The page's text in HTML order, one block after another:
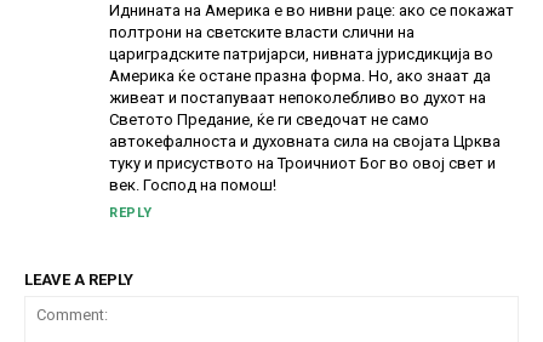
Иднината на Америка е во нивни раце: ако се покажат
полтрони на светските власти слични на
цариградските патријарси, нивната јурисдикција во
Америка ќе остане празна форма. Но, ако знаат да
живеат и постапуваат непоколебливо во духот на
Светото Предание, ќе ги сведочат не само
автокефалноста и духовната сила на својата Црква
туку и присуството на Троичниот Бог во овој свет и
век. Господ на помош!
REPLY
LEAVE A REPLY